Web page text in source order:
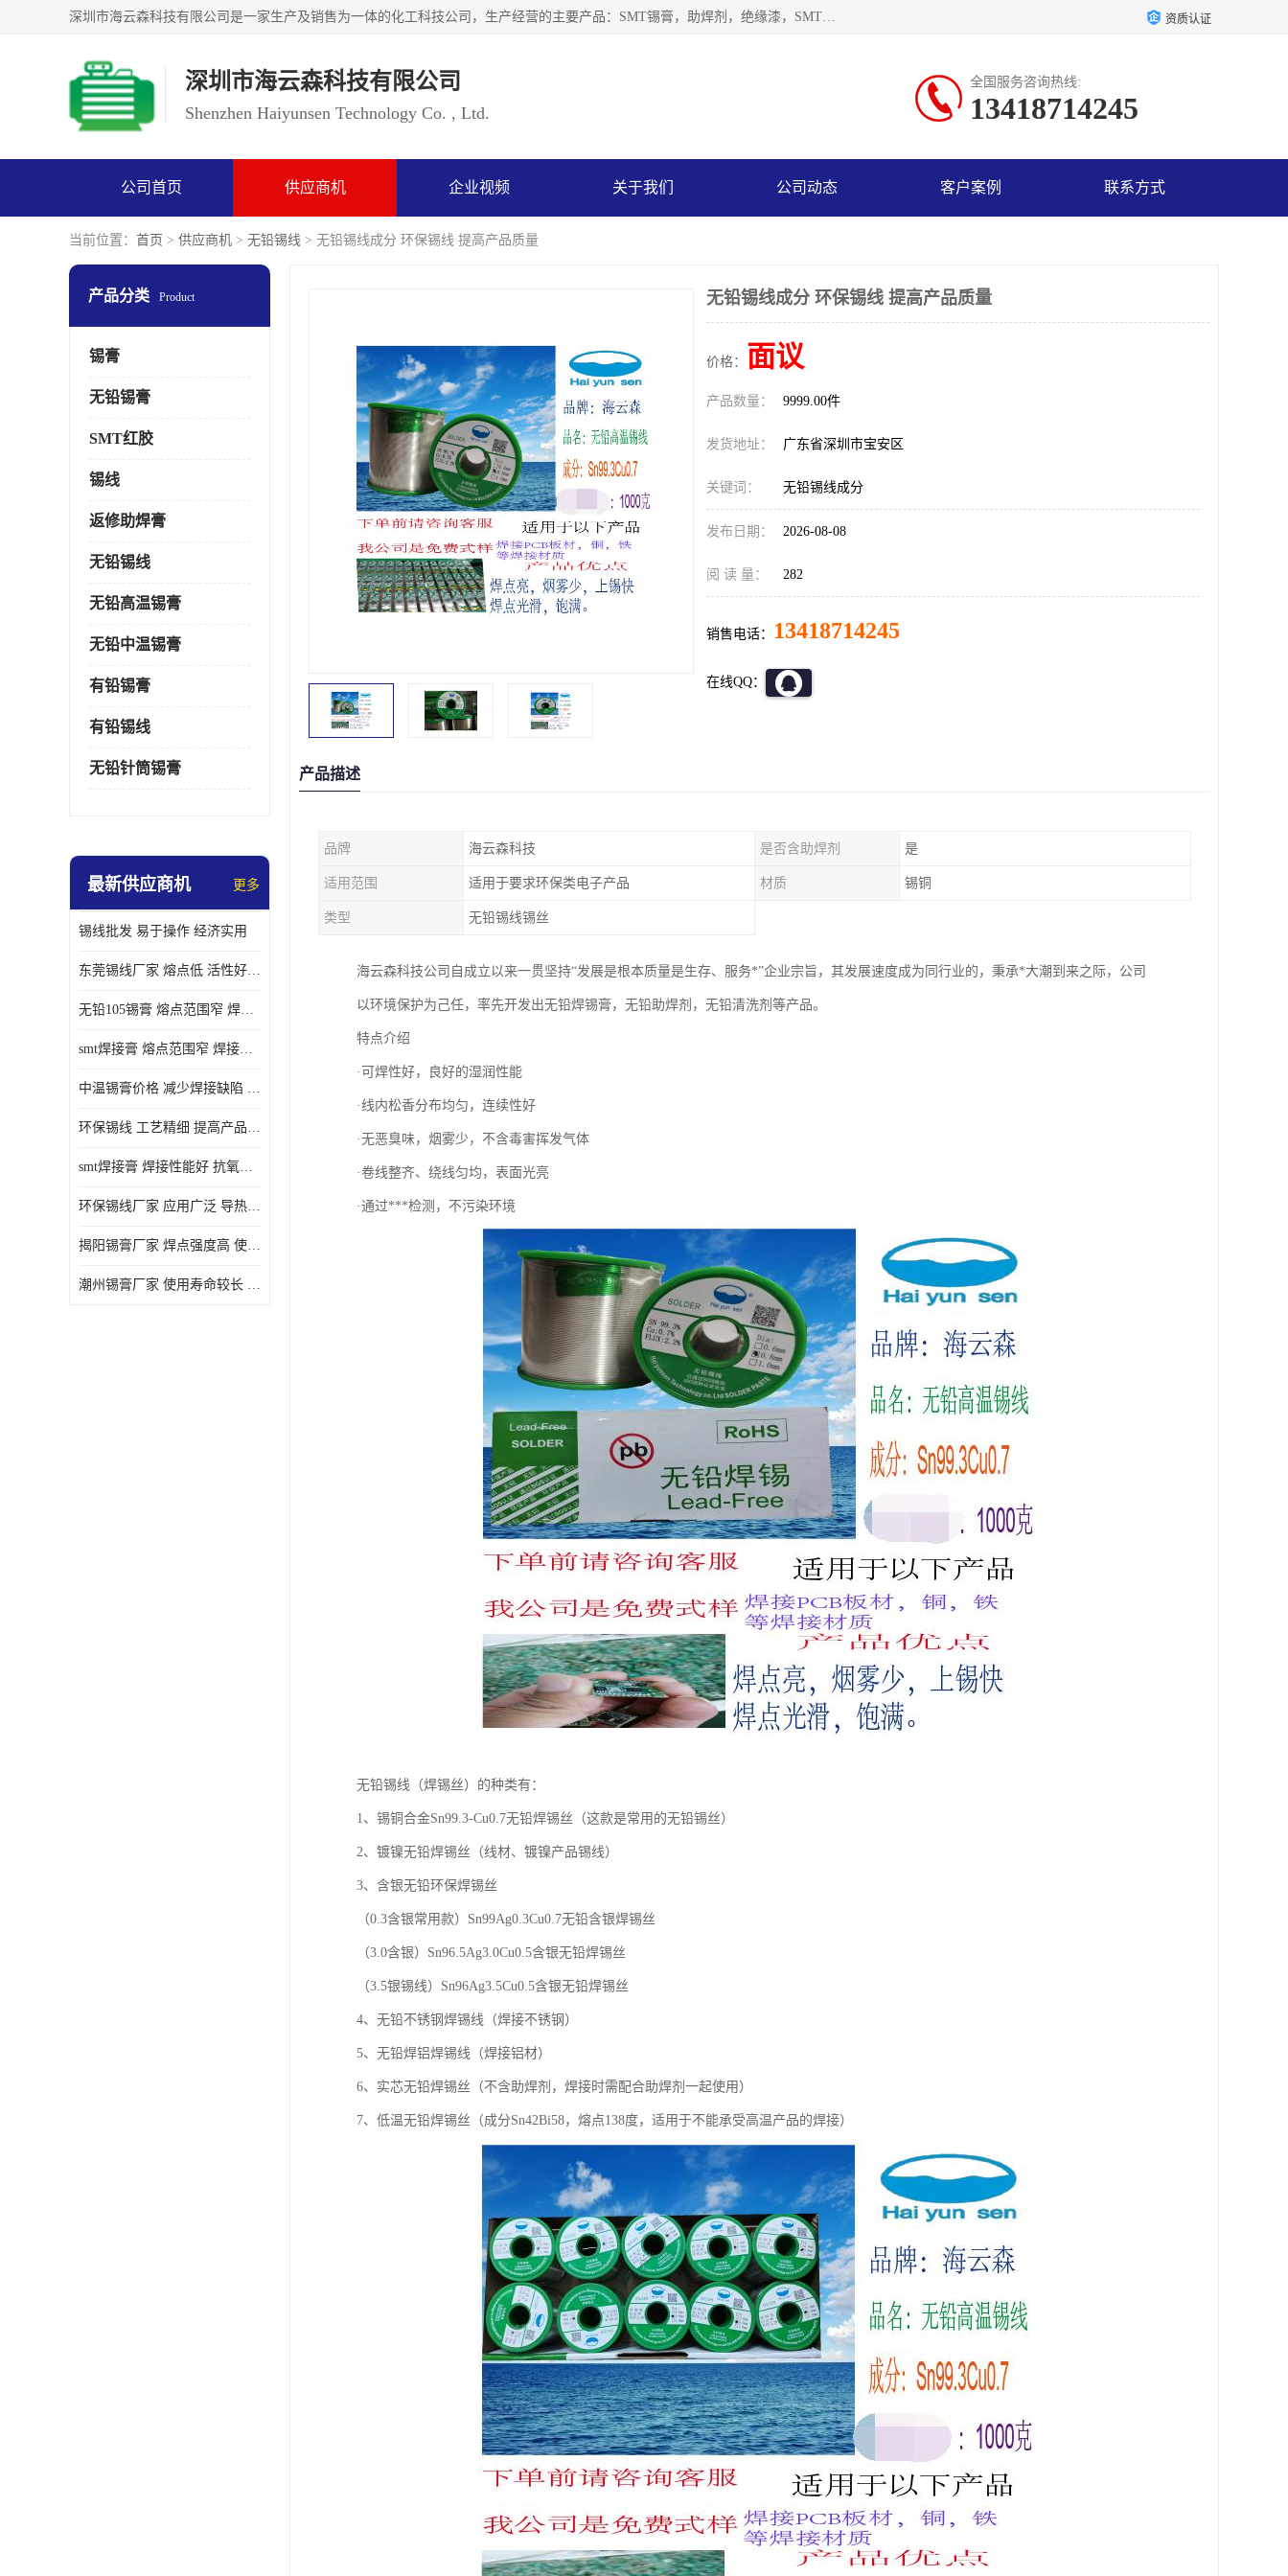
深圳市海云森科技有限公司是一家生产及销售为一体的化工科技公司，生产经营的主要产品：SMT锡膏，助焊剂，绝缘漆，SMT红胶，锡条，锡线 等电子辅料系列产品。海云森科技公司自成立以来一贯坚持“发展是根本质量是生存、服务第一”企业宗旨，其发展速度成为同行业的佼佼者，秉承国际大潮到来之际，公司以环境保护为己任，率先开发出无铅焊锡膏，无铅助焊剂，无铅清洗剂等产品。 资质认证
深圳市海云森科技有限公司
Shenzhen Haiyunsen Technology Co. , Ltd.
全国服务咨询热线:
13418714245
公司首页 供应商机 企业视频 关于我们 公司动态 客户案例 联系方式
当前位置： 首页 > 供应商机 > 无铅锡线 > 无铅锡线成分 环保锡线 提高产品质量
产品分类 Product
锡膏
无铅锡膏
SMT红胶
锡线
返修助焊膏
无铅锡线
无铅高温锡膏
无铅中温锡膏
有铅锡膏
有铅锡线
无铅针筒锡膏
最新供应商机 更多
锡线批发 易于操作 经济实用
东莞锡线厂家 熔点低 活性好 提高产品质量
无铅105锡膏 熔点范围窄 焊点强度高 电气性能稳定
smt焊接膏 熔点范围窄 焊接温度低 使用寿命较长
中温锡膏价格 减少焊接缺陷 减少维护成本 抗氧化性能好
环保锡线 工艺精细 提高产品质量
smt焊接膏 焊接性能好 抗氧化性能好 焊接温度低
环保锡线厂家 应用广泛 导热性能好
揭阳锡膏厂家 焊点强度高 使用寿命较长
潮州锡膏厂家 使用寿命较长 电气性能稳定
无铅锡线成分 环保锡线 提高产品质量
价格： 面议
产品数量： 9999.00件
发货地址： 广东省深圳市宝安区
关键词： 无铅锡线成分
发布日期： 2026-08-08
阅 读 量： 282
销售电话： 13418714245
在线QQ：
产品描述
品牌 海云森科技 是否含助焊剂 是
适用范围 适用于要求环保类电子产品 材质 锡铜
类型 无铅锡线锡丝
海云森科技公司自成立以来一贯坚持“发展是根本质量是生存、服务*”企业宗旨，其发展速度成为同行业的，秉承*大潮到来之际，公司
以环境保护为己任，率先开发出无铅焊锡膏，无铅助焊剂，无铅清洗剂等产品。
特点介绍
·可焊性好，良好的湿润性能
·线内松香分布均匀，连续性好
·无恶臭味，烟雾少，不含毒害挥发气体
·卷线整齐、绕线匀均，表面光亮
·通过***检测，不污染环境
无铅锡线（焊锡丝）的种类有：
1、锡铜合金Sn99.3-Cu0.7无铅焊锡丝（这款是常用的无铅锡丝）
2、镀镍无铅焊锡丝（线材、镀镍产品锡线）
3、含银无铅环保焊锡丝
（0.3含银常用款）Sn99Ag0.3Cu0.7无铅含银焊锡丝
（3.0含银）Sn96.5Ag3.0Cu0.5含银无铅焊锡丝
（3.5银锡线）Sn96Ag3.5Cu0.5含银无铅焊锡丝
4、无铅不锈钢焊锡线（焊接不锈钢）
5、无铅焊铝焊锡线（焊接铝材）
6、实芯无铅焊锡丝（不含助焊剂，焊接时需配合助焊剂一起使用）
7、低温无铅焊锡丝（成分Sn42Bi58，熔点138度，适用于不能承受高温产品的焊接）